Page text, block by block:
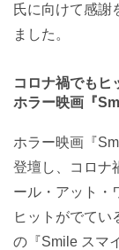
氏に向けて感謝
ました。
コロナ禍でもヒ
ホラー映画『
ホラー映画『
登壇し、コロナ
ール・アット・
ヒットがでてい
の『Smile スマ